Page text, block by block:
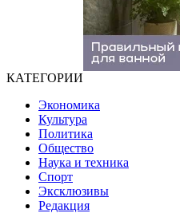
КАТЕГОРИИ
Экономика
Культура
Политика
Общество
Наука и техника
Спорт
Эксклюзивы
Редакция